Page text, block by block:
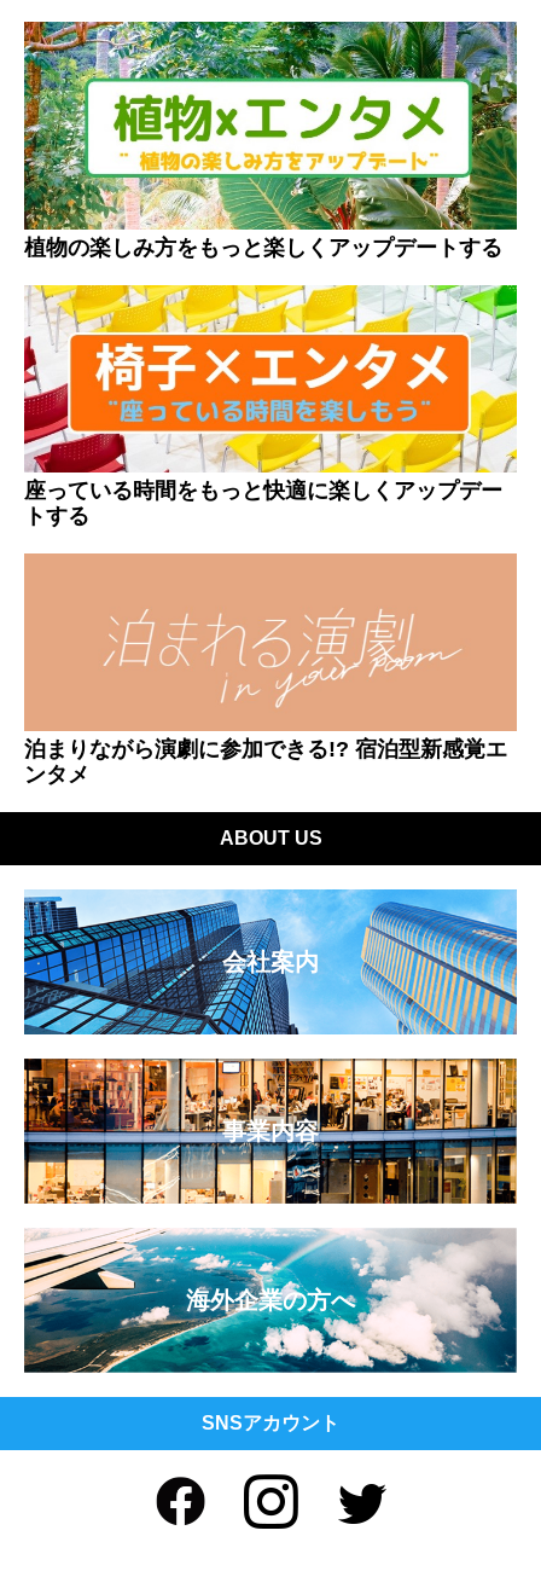
植物の楽しみ方をもっと楽しくアップデートする
座っている時間をもっと快適に楽しくアップデー
トする
泊まりながら演劇に参加できる!? 宿泊型新感覚エ
ンタメ
ABOUT US
会社案内
事業内容
海外企業の方へ
SNSアカウント